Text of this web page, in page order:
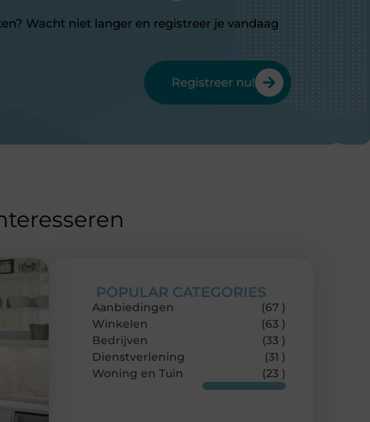
Wacht niet langer en registreer je vandaag
Registreer nu!
POPULAR CATEGORIES
Aanbiedingen
(67 )
Winkelen
(63 )
Bedrijven
(33 )
Dienstverlening
(31 )
Woning en Tuin
(23 )